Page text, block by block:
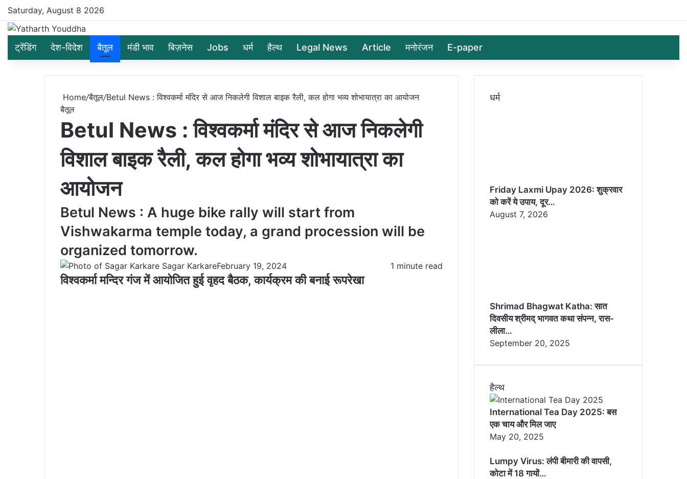
Saturday, August 8 2026
ट्रेंडिंग देश-विदेश बैतूल मंडी भाव बिज़नेस Jobs धर्म हैल्थ Legal News Article मनोरंजन E-paper
Home/बैतूल/Betul News : विश्वकर्मा मंदिर से आज निकलेगी विशाल बाइक रैली, कल होगा भव्य शोभायात्रा का आयोजन
बैतूल
Betul News : विश्वकर्मा मंदिर से आज निकलेगी
विशाल बाइक रैली, कल होगा भव्य शोभायात्रा का
आयोजन
Betul News : A huge bike rally will start from
Vishwakarma temple today, a grand procession will be
organized tomorrow.
Sagar KarkareFebruary 19, 2024 1 minute read
विश्वकर्मा मन्दिर गंज में आयोजित हुई वृहद बैठक, कार्यक्रम की बनाई रूपरेखा
धर्म
Friday Laxmi Upay 2026: शुक्रवार
को करें ये उपाय, दूर…
August 7, 2026
Shrimad Bhagwat Katha: सात
दिवसीय श्रीमद् भागवत कथा संपन्न, रास-
लीला…
September 20, 2025
हैल्थ
International Tea Day 2025: बस
एक चाय और मिल जाए
May 20, 2025
Lumpy Virus: लंपी बीमारी की वापसी,
कोटा में 18 गायों…